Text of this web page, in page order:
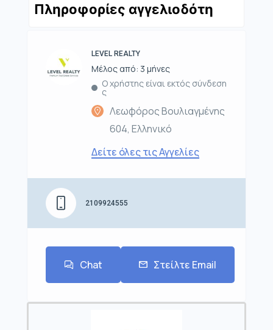
Πληροφορίες αγγελιοδότη
LEVEL REALTY
Μέλος από: 3 μήνες
Ο χρήστης είναι εκτός σύνδεση
ς
Λεωφόρος Βουλιαγμένης
604, Ελληνικό
Δείτε όλες τις Αγγελίες
2109924555
Chat Στείλτε Email